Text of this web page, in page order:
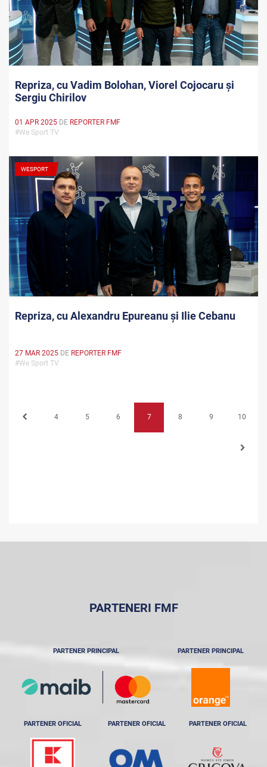
Repriza, cu Vadim Bolohan, Viorel Cojocaru și
Sergiu Chirilov
01 APR 2025 DE REPORTER FMF
#We Sport TV
WESPORT
Repriza, cu Alexandru Epureanu și Ilie Cebanu
27 MAR 2025 DE REPORTER FMF
#We Sport TV
4 5 6 7 8 9 10
PARTENERI FMF
PARTENER PRINCIPAL PARTENER PRINCIPAL
PARTENER OFICIAL PARTENER OFICIAL PARTENER OFICIAL